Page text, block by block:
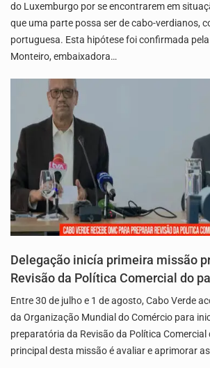
do Luxemburgo por se encontrarem em
que uma parte possa ser de cabo-verdianos,
portuguesa. Esta hipótese foi confirmada
Monteiro, embaixadora…
Delegação inicía primeira missão
Revisão da Política Comercial do
Entre 30 de julho e 1 de agosto, Cabo Verde
da Organização Mundial do Comércio para
preparatória da Revisão da Política Comercial
principal desta missão é avaliar e aprimorar